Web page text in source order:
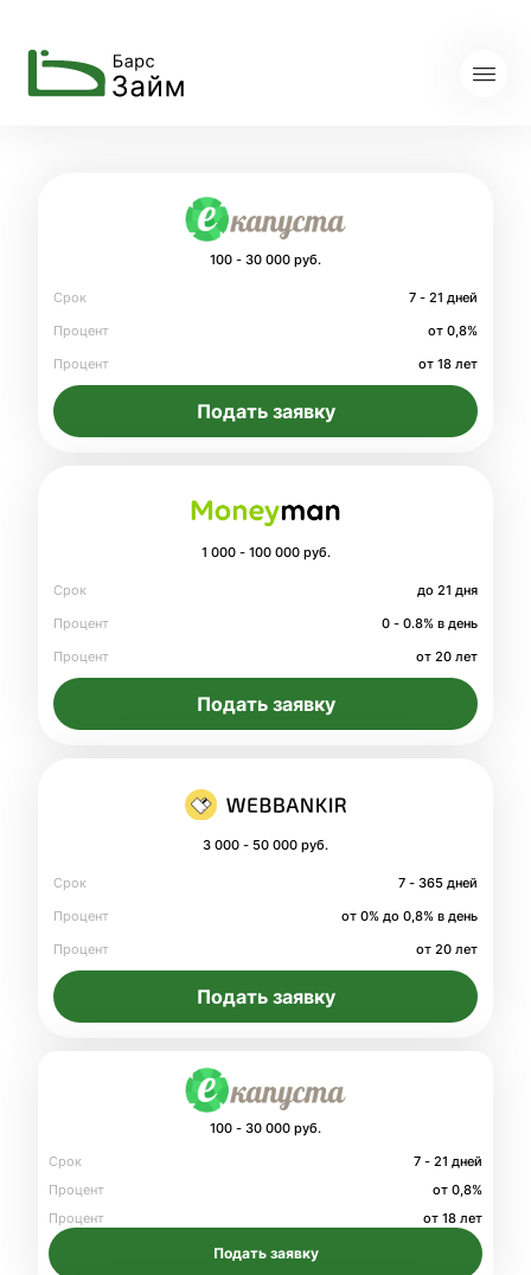
100 - 30 000 руб.
Срок
7 - 21 дней
Процент
от 0,8%
Процент
от 18 лет
Подать заявку
1 000 - 100 000 руб.
Срок
до 21 дня
Процент
0 - 0.8% в день
Процент
от 20 лет
Подать заявку
3 000 - 50 000 руб.
Срок
7 - 365 дней
Процент
от 0% до 0,8% в день
Процент
от 20 лет
Подать заявку
100 - 30 000 руб.
Срок
7 - 21 дней
Процент
от 0,8%
Процент
от 18 лет
Подать заявку